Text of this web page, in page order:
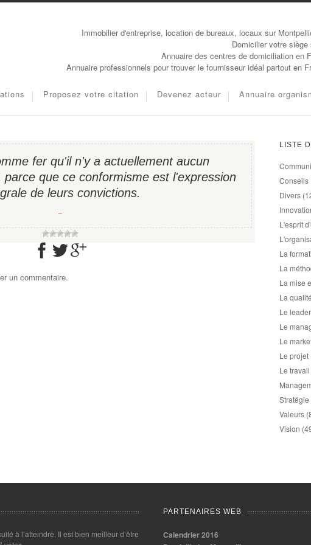
Immobilier d'entreprise, location de bureaux, locaux sur
Domicilier votre siège
Annuaire des centres de domiciliation en
Annuaire professionnels pour trouver le fournisseur idéal partout en
Proposez votre citation Devenez acteur Annuaire
fer qu'il n'y a actuellement aucun
que ce conformisme est l'expression
de leurs convictions.
−
un commentaire.
LISTE
Conseils
Divers
L'esprit
La
La
La mise
La qualité
Le
Le
Le
Le projet
Le travail
Stratégie
Valeurs
Vision
à l’atteindre. Il est bien meilleur d’être
PARTENAIRES WEB
Calendrier 2016